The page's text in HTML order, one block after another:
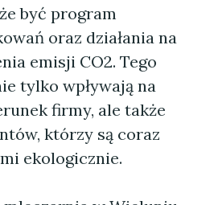
być program
oraz działania na
emisji CO2. Tego
tylko wpływają na
firmy, ale także
którzy są coraz
ekologicznie.